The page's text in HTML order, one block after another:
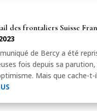
des frontaliers Suisse
de Bercy a été
fois depuis sa parution,
Mais que cache-